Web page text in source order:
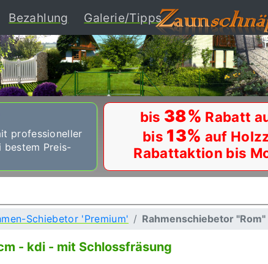
Bezahlung Galerie/Tipps
professioneller
bestem Preis-
bis 38% Rabatt
bis 13% auf
Rabattaktion bis
Schiebetor 'Premium' Rahmenschiebetor "Rom"
- kdi - mit Schlossfräsung